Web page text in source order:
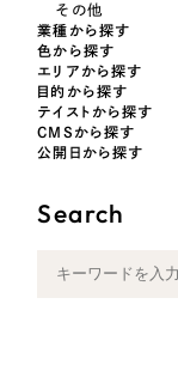
ピンク・桃色
カラフル・多色
その他
業種から探す
色から探す
エリアから探す
目的から探す
テイストから探す
CMSから探す
公開日から探す
Search